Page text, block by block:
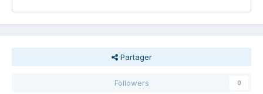
Partager
Followers 0